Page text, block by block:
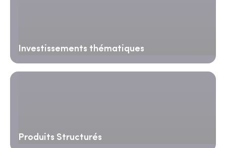
Investissements thématiques
Produits Structurés